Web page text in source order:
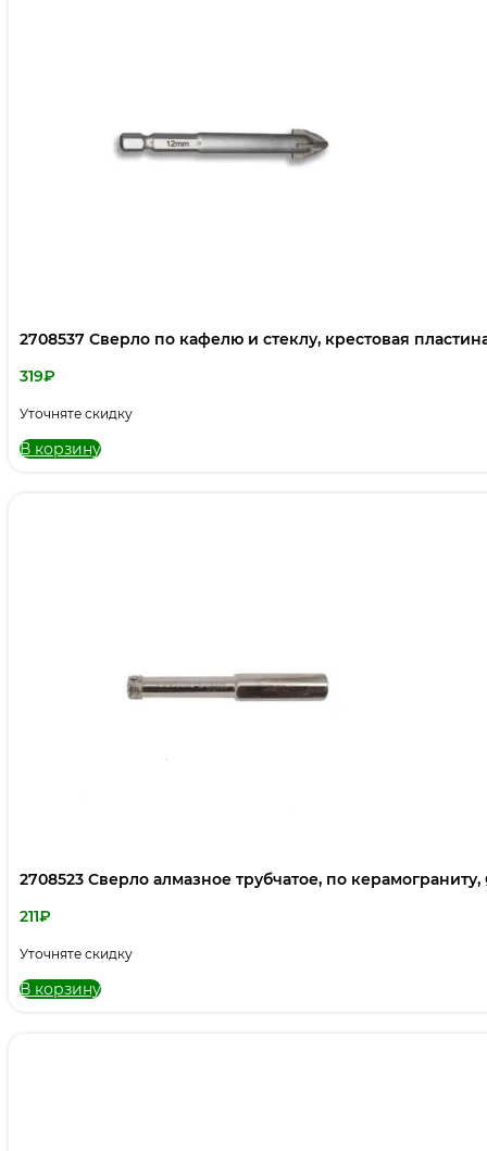
2708537 Сверло по кафелю и стеклу, крестовая
319₽
Уточняте скидку
В корзину
2708523 Сверло алмазное трубчатое, по
211₽
Уточняте скидку
В корзину